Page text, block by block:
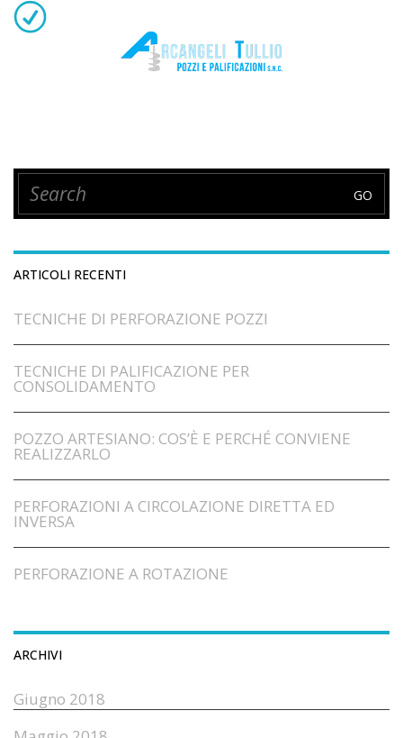
ARTICOLI RECENTI
TECNICHE DI PERFORAZIONE POZZI
TECNICHE DI PALIFICAZIONE PER
CONSOLIDAMENTO
POZZO ARTESIANO: COS’È E PERCHÉ CONVIENE
REALIZZARLO
PERFORAZIONI A CIRCOLAZIONE DIRETTA ED
INVERSA
PERFORAZIONE A ROTAZIONE
ARCHIVI
Giugno 2018